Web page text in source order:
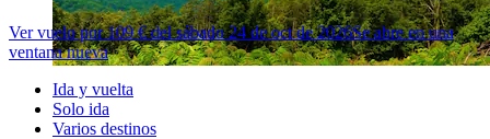
Ver vuelo por 109 € del sábado 24 de oct de 2026Se abre en una
ventana nueva
Ida y vuelta
Solo ida
Varios destinos